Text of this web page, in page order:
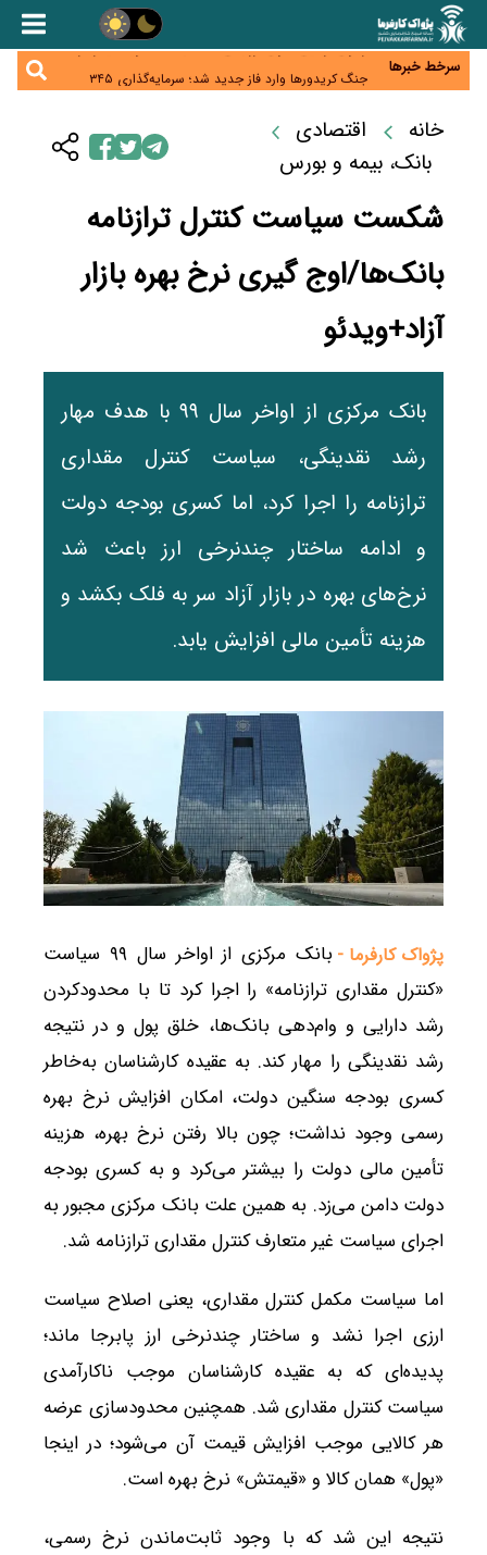
سرخط خبرها
همایش و مسابقه نذری ماه صفر برگزار شد
زائران اربعین نگران ارز باقی‌مانده نباشند؛ خرید دینار در
بانک‌ها و صرافی‌ها
جنگ کریدورها وارد فاز جدید شد؛ سرمایه‌گذاری ۳۴۵
میلیارد دلاری اوراسیا تا ۲۰۳۵
شبکه کمتر توسعه می‌یابد
تأمین سرمایه در گردش بدون خلق نقدینگی؛ نقش
جدید سیاست‌های مالیاتی در حمایت از تولید
خانه
اقتصادی
بانک، بیمه و بورس
شکست سیاست کنترل ترازنامه
بانک‌ها/اوج گیری نرخ بهره بازار
آزاد+ویدئو
بانک مرکزی از اواخر سال ۹۹ با هدف مهار
رشد نقدینگی، سیاست کنترل مقداری
ترازنامه را اجرا کرد، اما کسری بودجه دولت
و ادامه ساختار چندنرخی ارز باعث شد
نرخ‌های بهره در بازار آزاد سر به فلک بکشد و
هزینه تأمین مالی افزایش یابد.
پژواک کارفرما -
بانک مرکزی از اواخر سال ۹۹ سیاست
«کنترل مقداری ترازنامه» را اجرا کرد تا با محدودکردن
رشد دارایی و وام‌دهی بانک‌ها، خلق پول و در نتیجه
رشد نقدینگی را مهار کند. به عقیده کارشناسان به‌خاطر
کسری بودجه سنگین دولت، امکان افزایش نرخ بهره
رسمی وجود نداشت؛ چون بالا رفتن نرخ بهره، هزینه
تأمین مالی دولت را بیشتر می‌کرد و به کسری بودجه
دولت دامن می‌زد. به همین علت بانک مرکزی مجبور به
اجرای سیاست غیر متعارف کنترل مقداری ترازنامه شد.
اما سیاست مکمل کنترل مقداری، یعنی اصلاح سیاست
ارزی اجرا نشد و ساختار چندنرخی ارز پابرجا ماند؛
پدیده‌ای که به عقیده کارشناسان موجب ناکارآمدی
سیاست کنترل مقداری شد. همچنین محدودسازی عرضه
هر کالایی موجب افزایش قیمت آن می‌شود؛ در اینجا
«پول» همان کالا و «قیمتش» نرخ بهره است.
نتیجه این شد که با وجود ثابت‌ماندن نرخ رسمی،